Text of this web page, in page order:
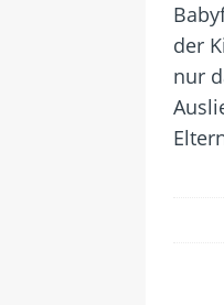
der
nur